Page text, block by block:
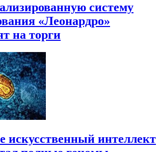
систему
«Леонардро»
на торги
искусственный интеллект